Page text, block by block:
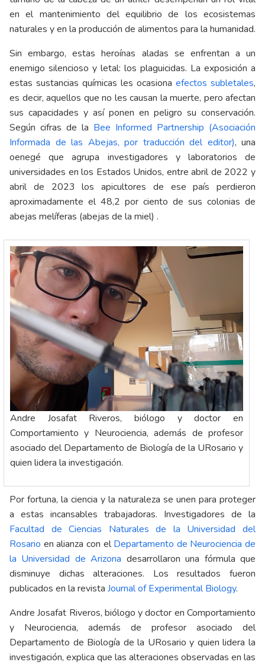
en el mantenimiento del equilibrio de los ecosistemas
naturales y en la producción de alimentos para la humanidad.
Sin embargo, estas heroínas aladas se enfrentan a un
enemigo silencioso y letal: los plaguicidas. La exposición a
estas sustancias químicas les ocasiona efectos subletales,
es decir, aquellos que no les causan la muerte, pero afectan
sus capacidades y así ponen en peligro su conservación.
Según cifras de la Bee Informed Partnership (Asociación
Informada de las Abejas, por traducción del editor), una
oenegé que agrupa investigadores y laboratorios de
universidades en los Estados Unidos, entre abril de 2022 y
abril de 2023 los apicultores de ese país perdieron
aproximadamente el 48,2 por ciento de sus colonias de
abejas melíferas (abejas de la miel) .
Andre Josafat Riveros, biólogo y doctor en
Comportamiento y Neurociencia, además de profesor
asociado del Departamento de Biología de la URosario y
quien lidera la investigación.
Por fortuna, la ciencia y la naturaleza se unen para proteger
a estas incansables trabajadoras. Investigadores de la
Facultad de Ciencias Naturales de la Universidad del
Rosario en alianza con elDepartamento de Neurociencia de
la Universidad de Arizona desarrollaron una fórmula que
disminuye dichas alteraciones. Los resultados fueron
publicados en la revista Journal of Experimental Biology.
Andre Josafat Riveros, biólogo y doctor en Comportamiento
y Neurociencia, además de profesor asociado del
Departamento de Biología de la URosario y quien lidera la
investigación, explica que las alteraciones observadas en las